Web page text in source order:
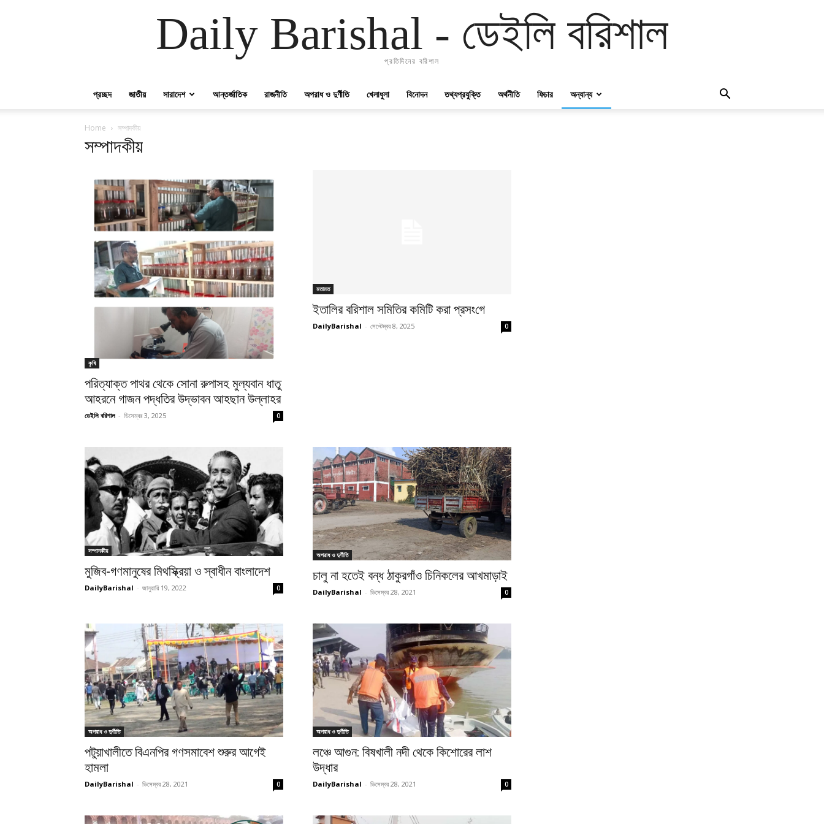
Daily Barishal - ডেইলি বরিশাল
প্রতিদিনের বরিশাল
প্রচ্ছদ জাতীয় সারাদেশ আন্তর্জাতিক রাজনীতি অপরাধ ও দুর্ণীতি খেলাধুলা বিনোদন তথ্যপ্রযুক্তি অর্থনীতি ফিচার অন্যান্য
Home সম্পাদকীয়
সম্পাদকীয়
কৃষি
পরিত্যাক্ত পাথর থেকে সোনা রুপাসহ মুল্যবান ধাতু
আহরনে গাজন পদ্ধতির উদ্ভাবন আহছান উল্লাহর
ডেইলি বরিশাল - ডিসেম্বর 3, 2025 0
মতামত
ইতা‌লির ব‌রিশাল স‌মি‌তির ক‌মি‌টি করা প্রসং‌গে
DailyBarishal - সেপ্টেম্বর 8, 2025 0
সম্পাদকীয়
মুজিব-গণমানুষের মিথস্ক্রিয়া ও স্বাধীন বাংলাদেশ
DailyBarishal - জানুয়ারি 19, 2022 0
অপরাধ ও দুর্ণীতি
চালু না হতেই বন্ধ ঠাকুরগাঁও চিনিকলের আখমাড়াই
DailyBarishal - ডিসেম্বর 28, 2021 0
অপরাধ ও দুর্ণীতি
পটুয়াখালীতে বিএনপির গণসমাবেশ শুরুর আগেই
হামলা
DailyBarishal - ডিসেম্বর 28, 2021 0
অপরাধ ও দুর্ণীতি
লঞ্চে আগুন: বিষখালী নদী থেকে কিশোরের লাশ
উদ্ধার
DailyBarishal - ডিসেম্বর 28, 2021 0